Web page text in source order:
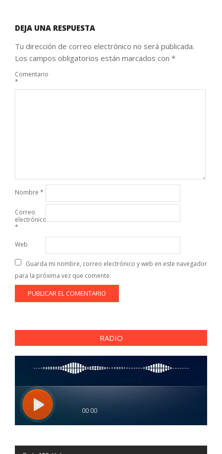
DEJA UNA RESPUESTA
Tu dirección de correo electrónico no será publicada.
Los campos obligatorios están marcados con *
Comentario
*
Nombre *
Correo
electrónico
*
Web
Guarda mi nombre, correo electrónico y web en este navegador
para la próxima vez que comente.
RADIO
Reproductor